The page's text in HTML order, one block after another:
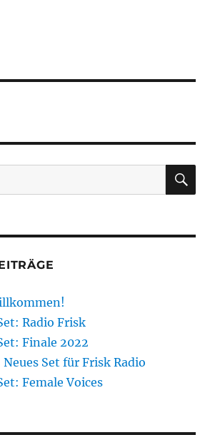
Radio Frisk
Finale 2022
Set für Frisk Radio
Female Voices